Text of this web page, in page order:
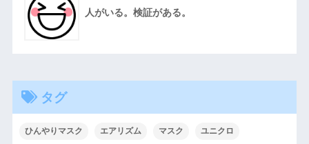
人がいる。検証がある。
タグ
ひんやりマスク エアリズム マスク ユニクロ